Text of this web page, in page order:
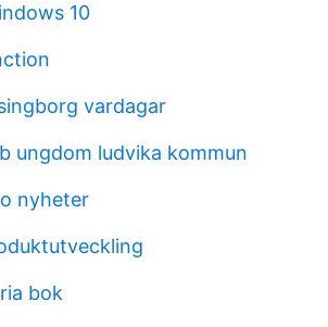
10
vardagar
ungdom ludvika kommun
nyheter
bok